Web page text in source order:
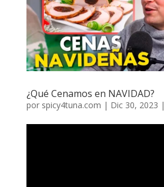
¿Qué Cenamos en NAVIDAD?
por spicy4tuna.com | Dic 30, 2023 |